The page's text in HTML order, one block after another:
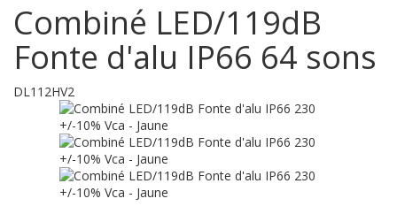
Combiné LED/119dB
Fonte d'alu IP66 64 sons
DL112HV2